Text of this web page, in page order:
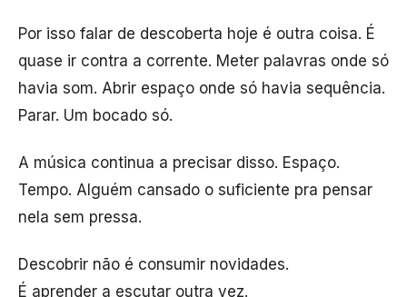
Por isso falar de descoberta hoje é outra coisa. É
quase ir contra a corrente. Meter palavras onde só
havia som. Abrir espaço onde só havia sequência.
Parar. Um bocado só.
A música continua a precisar disso. Espaço.
Tempo. Alguém cansado o suficiente pra pensar
nela sem pressa.
Descobrir não é consumir novidades.
É aprender a escutar outra vez.